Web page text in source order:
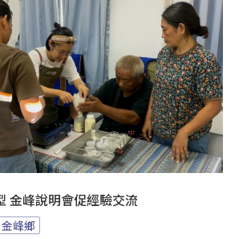
金峰說明會促經驗交流
金峰鄉